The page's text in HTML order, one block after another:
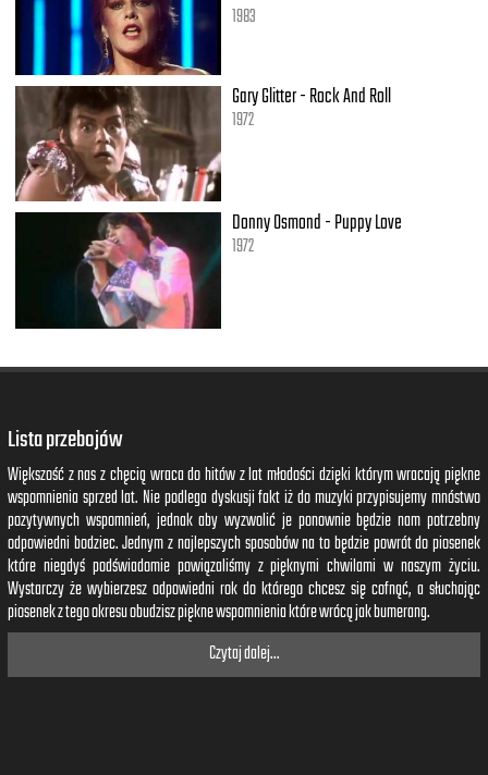
1983
Gary Glitter - Rock And Roll
1972
Donny Osmond - Puppy Love
1972
Lista przebojów
Większość z nas z chęcią wraca do hitów z lat młodości dzięki którym wracają piękne
wspomnienia sprzed lat. Nie podlega dyskusji fakt iż do muzyki przypisujemy mnóstwo
pozytywnych wspomnień, jednak aby wyzwolić je ponownie będzie nam potrzebny
odpowiedni bodziec. Jednym z najlepszych sposobów na to będzie powrót do piosenek
które niegdyś podświadomie powiązaliśmy z pięknymi chwilami w naszym życiu.
Wystarczy że wybierzesz odpowiedni rok do którego chcesz się cofnąć, a słuchając
piosenek z tego okresu obudzisz piękne wspomnienia które wrócą jak bumerang.
Czytaj dalej...